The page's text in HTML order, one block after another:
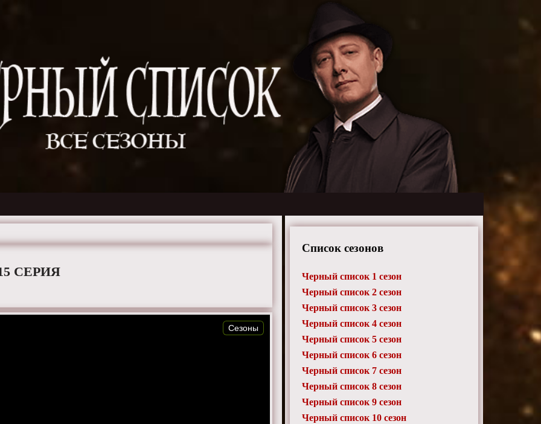
СЕРИЯ
Сезоны
Список сезонов
Черный список 1 сезон
Черный список 2 сезон
Черный список 3 сезон
Черный список 4 сезон
Черный список 5 сезон
Черный список 6 сезон
Черный список 7 сезон
Черный список 8 сезон
Черный список 9 сезон
Черный список 10 сезон